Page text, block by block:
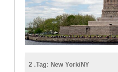
2 .Tag: New York/NY